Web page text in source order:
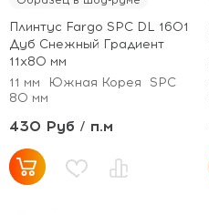
Плинтус Fargo SPC DL 1601
Дуб Снежный Градиент
11х80 мм
11 мм
Южная Корея
SPC
80 мм
430 Руб / п.м